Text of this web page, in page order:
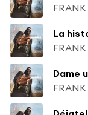
FRANK
La
FRANK
Dame
FRANK